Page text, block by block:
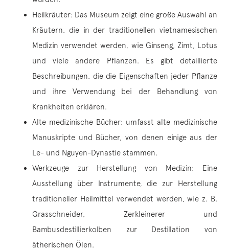
Heilkräuter: Das Museum zeigt eine große Auswahl an
Kräutern, die in der traditionellen vietnamesischen
Medizin verwendet werden, wie Ginseng, Zimt, Lotus
und viele andere Pflanzen. Es gibt detaillierte
Beschreibungen, die die Eigenschaften jeder Pflanze
und ihre Verwendung bei der Behandlung von
Krankheiten erklären.
Alte medizinische Bücher: umfasst alte medizinische
Manuskripte und Bücher, von denen einige aus der
Le- und Nguyen-Dynastie stammen.
Werkzeuge zur Herstellung von Medizin: Eine
Ausstellung über Instrumente, die zur Herstellung
traditioneller Heilmittel verwendet werden, wie z. B.
Grasschneider, Zerkleinerer und
Bambusdestillierkolben zur Destillation von
ätherischen Ölen.